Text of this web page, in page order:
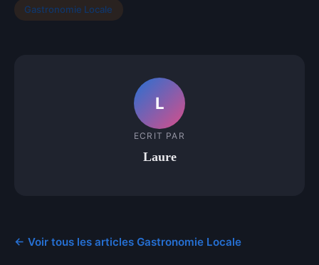
Gastronomie Locale
L
ECRIT PAR
Laure
← Voir tous les articles Gastronomie Locale